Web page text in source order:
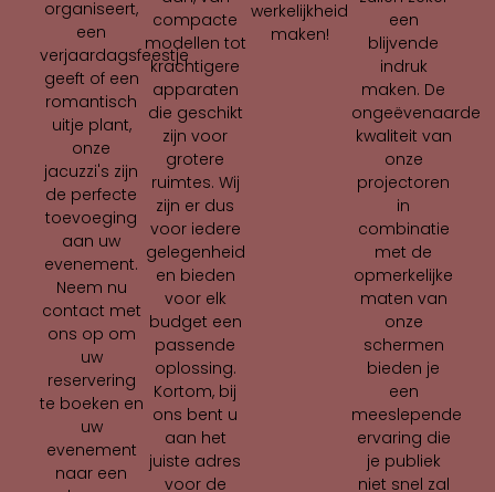
organiseert,
een
verjaardagsfeestje
geeft of een
romantisch
uitje plant,
onze
jacuzzi's zijn
de perfecte
toevoeging
aan uw
evenement.
Neem nu
contact met
ons op om
uw
reservering
te boeken en
uw
evenement
naar een
compacte
modellen tot
krachtigere
apparaten
die geschikt
zijn voor
grotere
ruimtes. Wij
zijn er dus
voor iedere
gelegenheid
en bieden
voor elk
budget een
passende
oplossing.
Kortom, bij
ons bent u
aan het
juiste adres
voor de
werkelijkheid
maken!
een
blijvende
indruk
maken. De
ongeëvenaarde
kwaliteit van
onze
projectoren
in
combinatie
met de
opmerkelijke
maten van
onze
schermen
bieden je
een
meeslepende
ervaring die
je publiek
niet snel zal